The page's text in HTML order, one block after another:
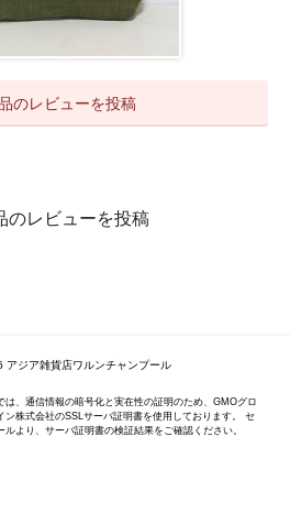
のレビューを投稿
のレビューを投稿
ジア雑貨店ワルンチャンプール
は、通信情報の暗号化と実在性の証明のため、GMOグロ
ン株式会社のSSLサーバ証明書を使用しております。 セ
ルより、サーバ証明書の検証結果をご確認ください。